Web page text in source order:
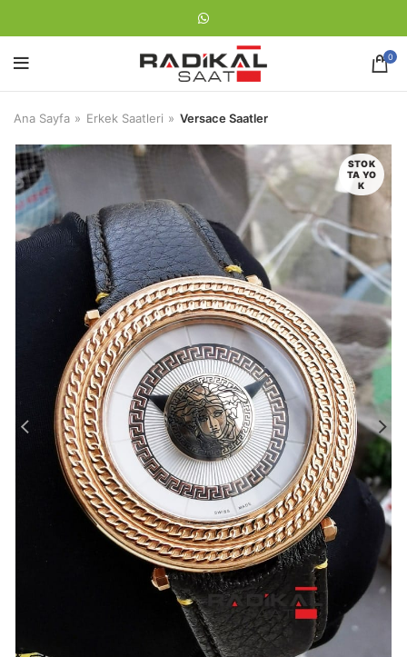
0
Ana Sayfa Erkek Saatleri Versace Saatler
STOK
TA YO
K